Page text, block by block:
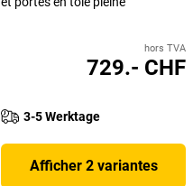
hors TVA
729.- CHF
3-5 Werktage
Afficher 2 variantes